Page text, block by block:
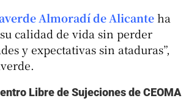
Almoradí de Alicanteha
calidad de vida sin perder
y expectativas sin ataduras”,
Libre de Sujeciones de CEOMA